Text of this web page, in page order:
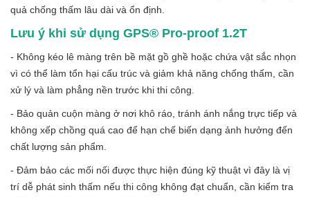
quả chống thấm lâu dài và ổn định.
Lưu ý khi sử dụng GPS® Pro-proof 1.2T
- Không kéo lê màng trên bề mặt gồ ghề hoặc chứa vật sắc nhọn
vì có thể làm tổn hại cấu trúc và giảm khả năng chống thấm, cần
xử lý và làm phẳng nền trước khi thi công.
- Bảo quản cuộn màng ở nơi khô ráo, tránh ánh nắng trực tiếp và
không xếp chồng quá cao để hạn chế biến dạng ảnh hưởng đến
chất lượng sản phẩm.
- Đảm bảo các mối nối được thực hiện đúng kỹ thuật vì đây là vị
trí dễ phát sinh thấm nếu thi công không đạt chuẩn, cần kiểm tra